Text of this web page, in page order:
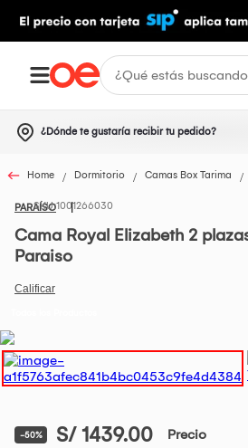
¿Dónde te gustaría recibir tu pedido?
Home Dormitorio Camas Box Tarima
PARAÍSO1001266030
Cama Royal Elizabeth 2
Paraiso
-50% S/ 1439.00 Precio